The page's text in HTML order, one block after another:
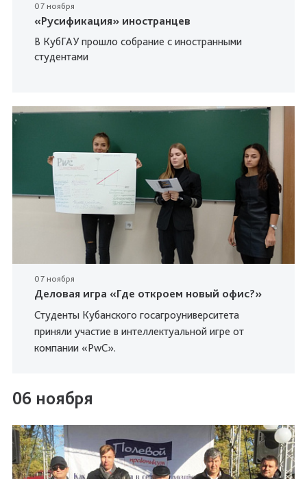
07 ноября
«Русификация» иностранцев
В КубГАУ прошло собрание с иностранными
студентами
07 ноября
Деловая игра «Где откроем новый офис?»
Студенты Кубанского госагроуниверситета
приняли участие в интеллектуальной игре от
компании «PwC».
06 ноября